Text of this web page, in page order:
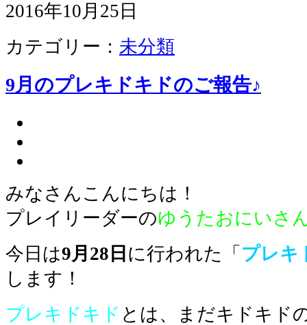
2016年10月25日
カテゴリー： 未分類
9月のプレキドキドのご報告♪
みなさんこんにちは！
プレイリーダーのゆうたおにいさ
今日は9月28日 に行われた「 プレキ
します！
プレキドキド とは、まだキドキド